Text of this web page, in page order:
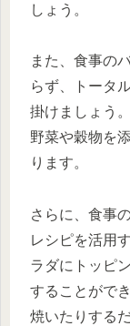
しょう。
また、食事の
らず、トータ
掛けましょう
野菜や穀物を
ります。
さらに、食事
レシピを活用
ラダにトッピ
することがで
焼いたりする